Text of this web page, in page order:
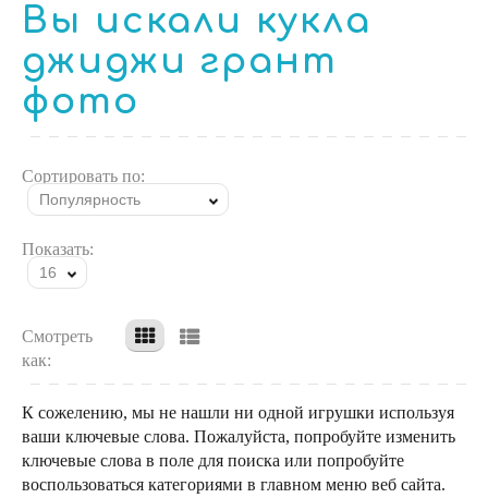
Вы искали кукла
джиджи грант
фото
Сортировать по:
Популярность
Показать:
16
Смотреть
как:
К сожелению, мы не нашли ни одной игрушки используя
ваши ключевые слова. Пожалуйста, попробуйте изменить
ключевые слова в поле для поиска или попробуйте
воспользоваться категориями в главном меню веб сайта.